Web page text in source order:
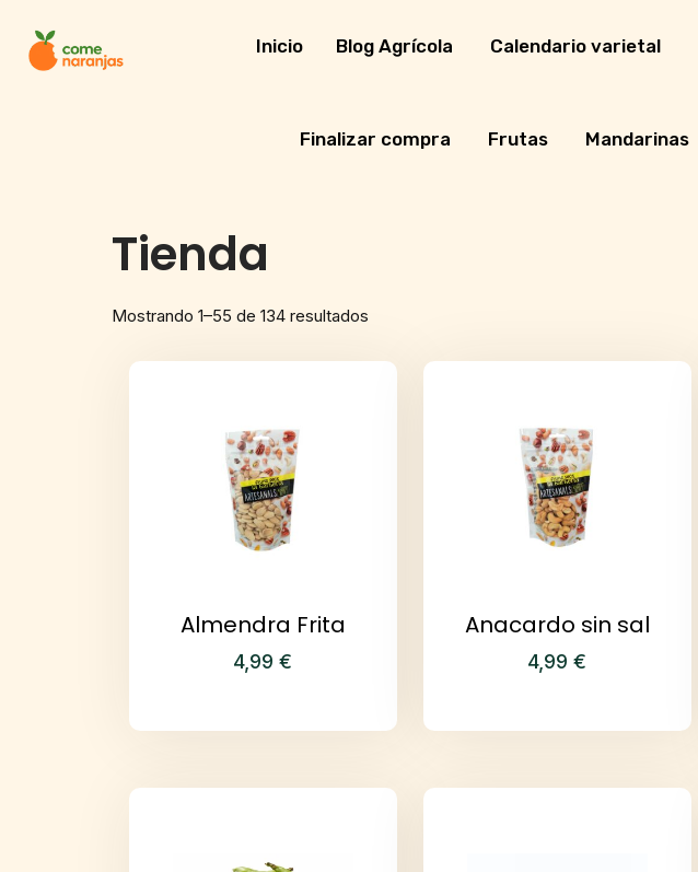
content
Inicio Blog Agrícola Calendario varietal
Finalizar compra Frutas Mandarinas
Tienda
Mostrando 1–55 de 134 resultados
Almendra Frita
4,99€
Anacardo sin sal
4,99€